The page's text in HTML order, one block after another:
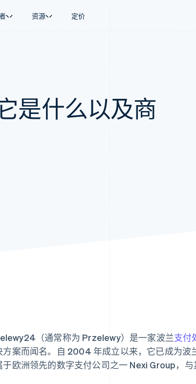
资源 定价
酒店、旅游与休闲
保险
媒体与娱乐
管理订阅
提供按用量计费
发行稳定币支持的支付卡
资讯中心
Stripe Press
是什么以及商
（通常称为 Przelewy）是一家波兰支付
方案而闻名。自 2004 年成立以来，它已成为波
于欧洲领先的数字支付公司之一 Nexi Group，